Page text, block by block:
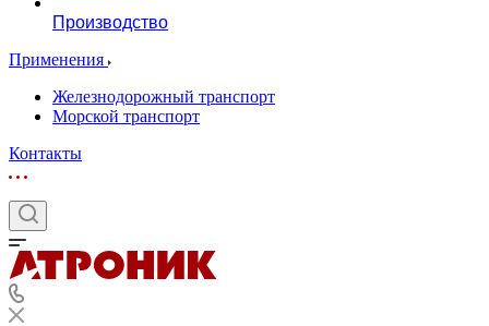
Производство
Применения
Железнодорожный транспорт
Морской транспорт
Контакты